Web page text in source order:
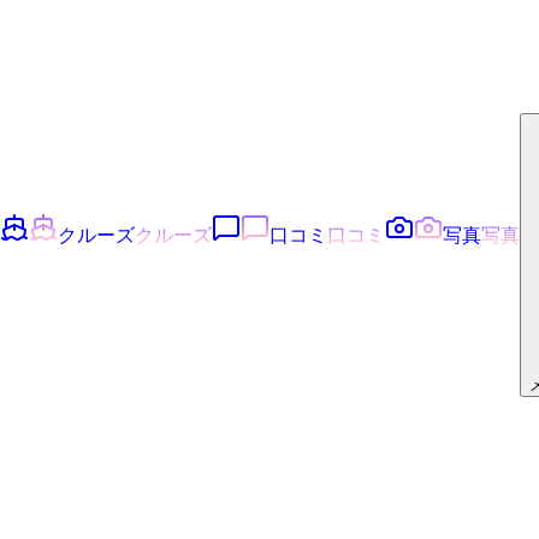
クルーズクルーズ 口コミ 口コミ 写真写真